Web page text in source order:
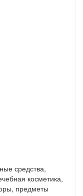
средства,
косметика,
предметы